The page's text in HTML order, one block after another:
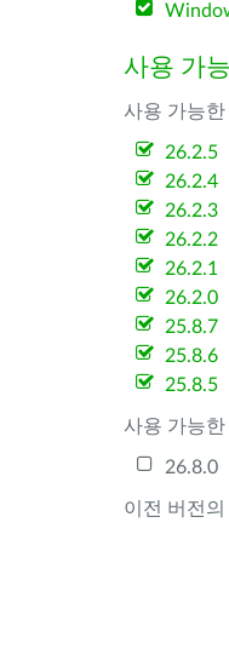
사용 가
사용 가능
26.2.5
26.2.4
26.2.3
26.2.2
26.2.1
26.2.0
25.8.7
25.8.6
25.8.5
사용 가능
26.8.0
이전 버전